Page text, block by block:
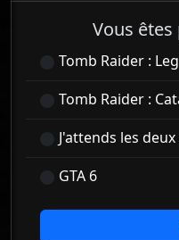
Vous
Tomb Raider :
Tomb Raider :
J'attends les
GTA 6